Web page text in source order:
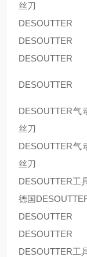
丝刀
DESOUTTER
DESOUTTER
DESOUTTER
DESOUTTER
DESOUTTER气
丝刀
DESOUTTER气
丝刀
DESOUTTER工
德国
DESOUTTER
DESOUTTER
DESOUTTER工